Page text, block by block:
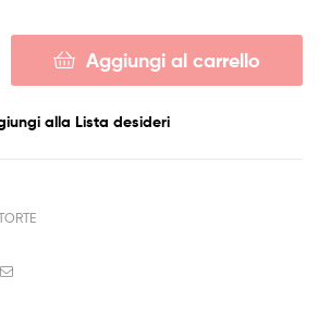
Aggiungi al carrello
alla Lista desideri
Email